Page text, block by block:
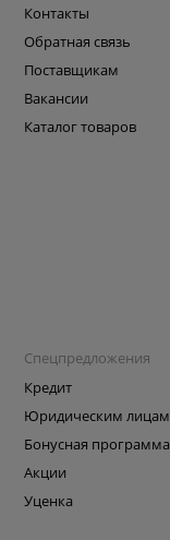
Контакты
Обратная связь
Поставщикам
Вакансии
Каталог товаров
Спецпредложения
Кредит
Юридическим лицам
Бонусная программа
Акции
Уценка